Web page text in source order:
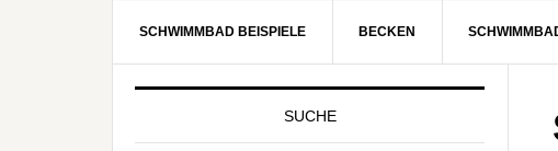
SCHWIMMBAD BEISPIELE BECKEN
SUCHE